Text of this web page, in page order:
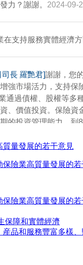
力？謝謝。 2024-09-
在支持服務實體經濟
長 羅艷君]謝謝，您
強市場活力，支持
通過債權、股權等多
、價值投資。保險
的投資管理能力。
産整體配置穩健均
投資基金、保險資管
權投資、創業投資
揮價值投資者和機構
推動保險機構通過設
本市場投資。下一步
質量發展的若干意見
險業高質量發展的若
險業高質量發展的
保障和實體經濟
品和服務豐富多樣